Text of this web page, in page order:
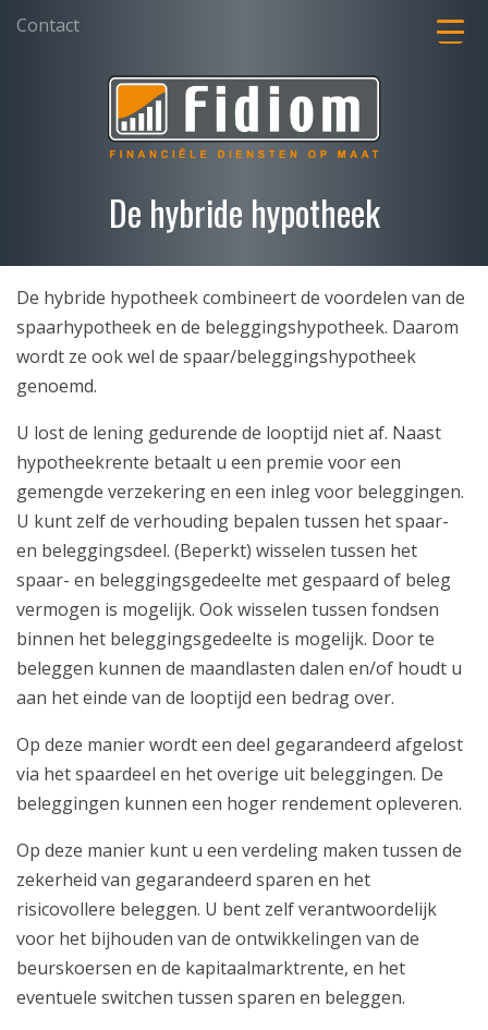
Contact
De hybride hypotheek
De hybride hypotheek combineert de voordelen van de
spaarhypotheek en de beleggingshypotheek. Daarom
wordt ze ook wel de spaar/beleggingshypotheek
genoemd.
U lost de lening gedurende de looptijd niet af. Naast
hypotheekrente betaalt u een premie voor een
gemengde verzekering en een inleg voor beleggingen.
U kunt zelf de verhouding bepalen tussen het spaar-
en beleggingsdeel. (Beperkt) wisselen tussen het
spaar- en beleggingsgedeelte met gespaard of beleg
vermogen is mogelijk. Ook wisselen tussen fondsen
binnen het beleggingsgedeelte is mogelijk. Door te
beleggen kunnen de maandlasten dalen en/of houdt u
aan het einde van de looptijd een bedrag over.
Op deze manier wordt een deel gegarandeerd afgelost
via het spaardeel en het overige uit beleggingen. De
beleggingen kunnen een hoger rendement opleveren.
Op deze manier kunt u een verdeling maken tussen de
zekerheid van gegarandeerd sparen en het
risicovollere beleggen. U bent zelf verantwoordelijk
voor het bijhouden van de ontwikkelingen van de
beurskoersen en de kapitaalmarktrente, en het
eventuele switchen tussen sparen en beleggen.